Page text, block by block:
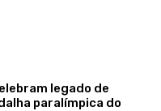
legado de
paralímpica do